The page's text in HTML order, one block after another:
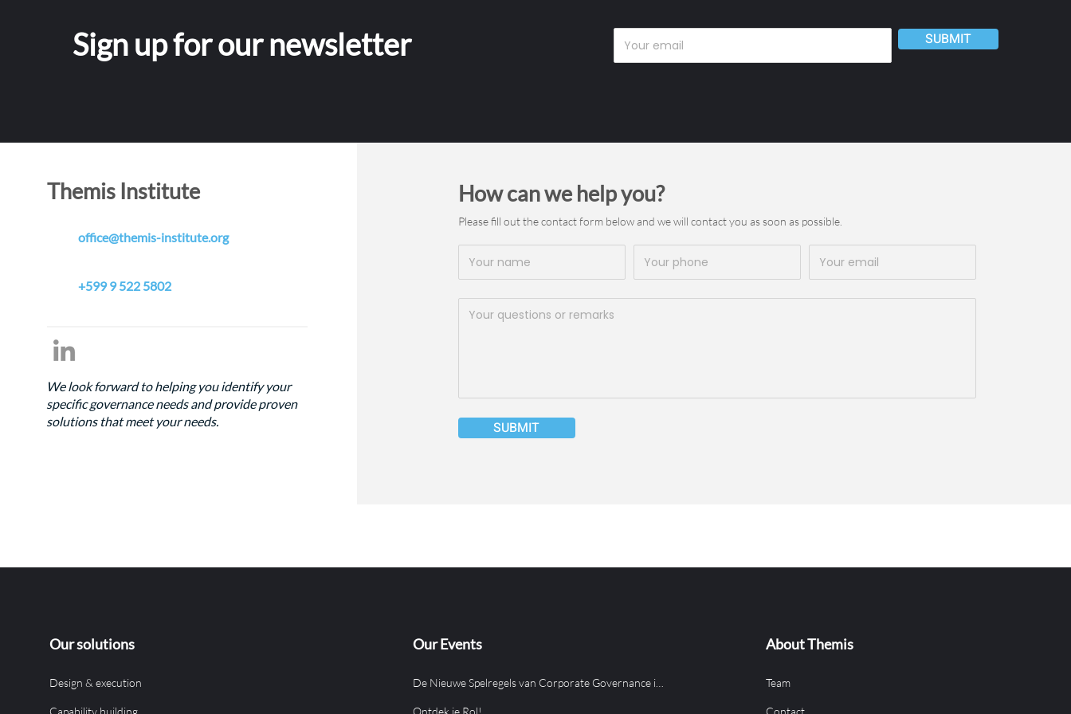
Sign up for our newsletter SUBMIT
Themis Institute
office@themis-institute.org
+599 9 522 5802
We look forward to helping you identify your
specific governance needs and provide proven
solutions that meet your needs.
How can we help you?
Please fill out the contact form below and we will contact you as soon as possible.
SUBMIT
Our solutions
Design & execution
Capability building
Our Events
Ontdek je Rol!
About Themis
Team
Contact